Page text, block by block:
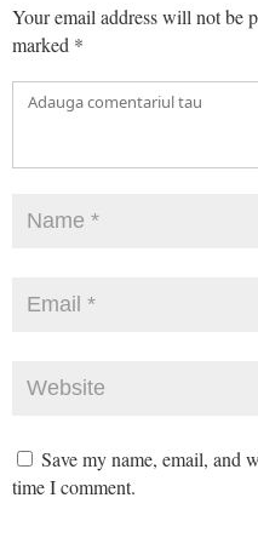
Your email address will not be
marked *
Save my name, email, and
time I comment.